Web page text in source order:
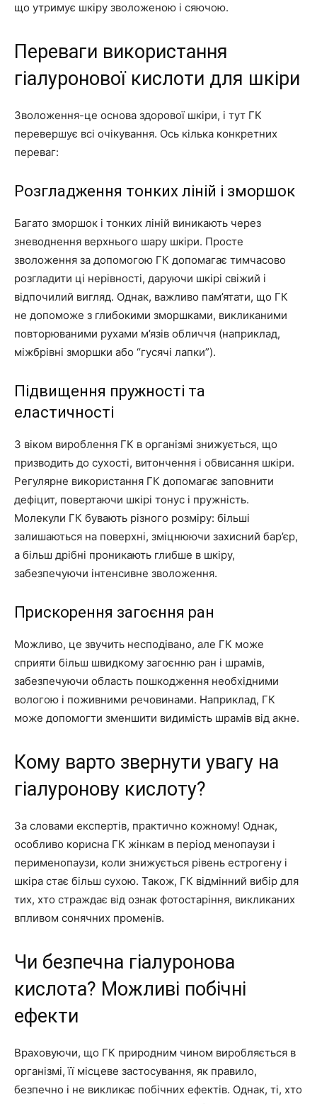
що утримує шкіру зволоженою і сяючою.
Переваги використання
гіалуронової кислоти для шкіри
Зволоження-це основа здорової шкіри, і тут ГК
перевершує всі очікування. Ось кілька конкретних
переваг:
Розгладження тонких ліній і зморшок
Багато зморшок і тонких ліній виникають через
зневоднення верхнього шару шкіри. Просте
зволоження за допомогою ГК допомагає тимчасово
розгладити ці нерівності, даруючи шкірі свіжий і
відпочилий вигляд. Однак, важливо пам’ятати, що ГК
не допоможе з глибокими зморшками, викликаними
повторюваними рухами м’язів обличчя (наприклад,
міжбрівні зморшки або “гусячі лапки”).
Підвищення пружності та
еластичності
З віком вироблення ГК в організмі знижується, що
призводить до сухості, витончення і обвисання шкіри.
Регулярне використання ГК допомагає заповнити
дефіцит, повертаючи шкірі тонус і пружність.
Молекули ГК бувають різного розміру: більші
залишаються на поверхні, зміцнюючи захисний бар’єр,
а більш дрібні проникають глибше в шкіру,
забезпечуючи інтенсивне зволоження.
Прискорення загоєння ран
Можливо, це звучить несподівано, але ГК може
сприяти більш швидкому загоєнню ран і шрамів,
забезпечуючи область пошкодження необхідними
вологою і поживними речовинами. Наприклад, ГК
може допомогти зменшити видимість шрамів від акне.
Кому варто звернути увагу на
гіалуронову кислоту?
За словами експертів, практично кожному! Однак,
особливо корисна ГК жінкам в період менопаузи і
перименопаузи, коли знижується рівень естрогену і
шкіра стає більш сухою. Також, ГК відмінний вибір для
тих, хто страждає від ознак фотостаріння, викликаних
впливом сонячних променів.
Чи безпечна гіалуронова
кислота? Можливі побічні
ефекти
Враховуючи, що ГК природним чином виробляється в
організмі, її місцеве застосування, як правило,
безпечно і не викликає побічних ефектів. Однак, ті, хто